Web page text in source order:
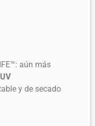
aún más
UV
y de secado